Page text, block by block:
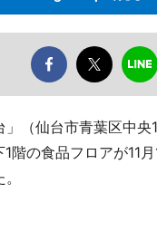
」（仙台市青葉区中
1階の食品フロアが11